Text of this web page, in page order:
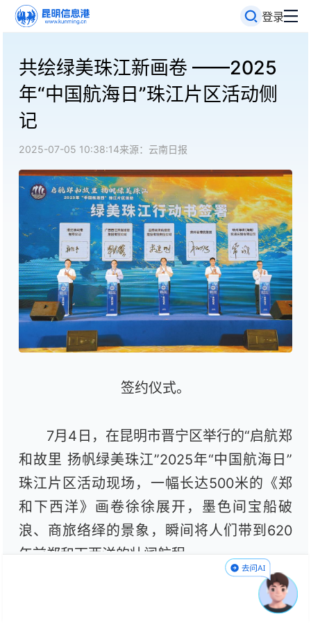
登录
共绘绿美珠江新画卷 ——2025
年“中国航海日”珠江片区活动侧
记
2025-07-05 10:38:14来源：云南日报
签约仪式。
7月4日，在昆明市晋宁区举行的“启航郑
和故里 扬帆绿美珠江”2025年“中国航海日”
珠江片区活动现场，一幅长达500米的《郑
和下西洋》画卷徐徐展开，墨色间宝船破
浪、商旅络绎的景象，瞬间将人们带到620
年前郑和下西洋的壮阔航程。
舞台上，话剧《扬帆·起航》以鲜活的演